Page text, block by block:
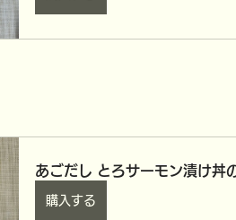
あごだし とろサーモン漬け
購入する